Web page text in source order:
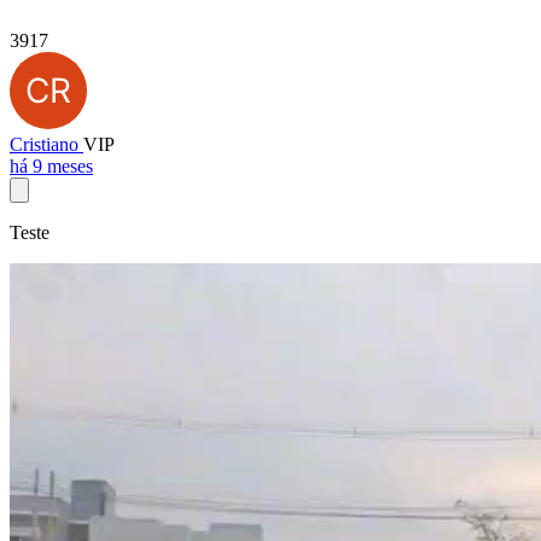
3917
Cristiano VIP
há 9 meses
Teste